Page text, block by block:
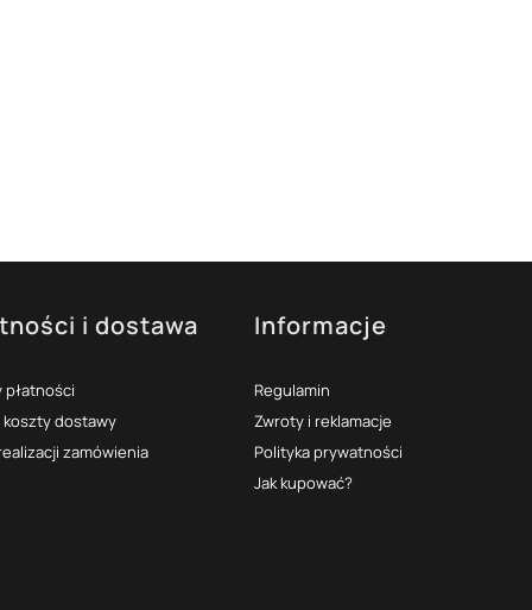
i dostawa
płatności
koszty dostawy
zamówienia
Informacje
Regulamin
Zwroty i reklamacje
Polityka prywatności
Jak kupować?